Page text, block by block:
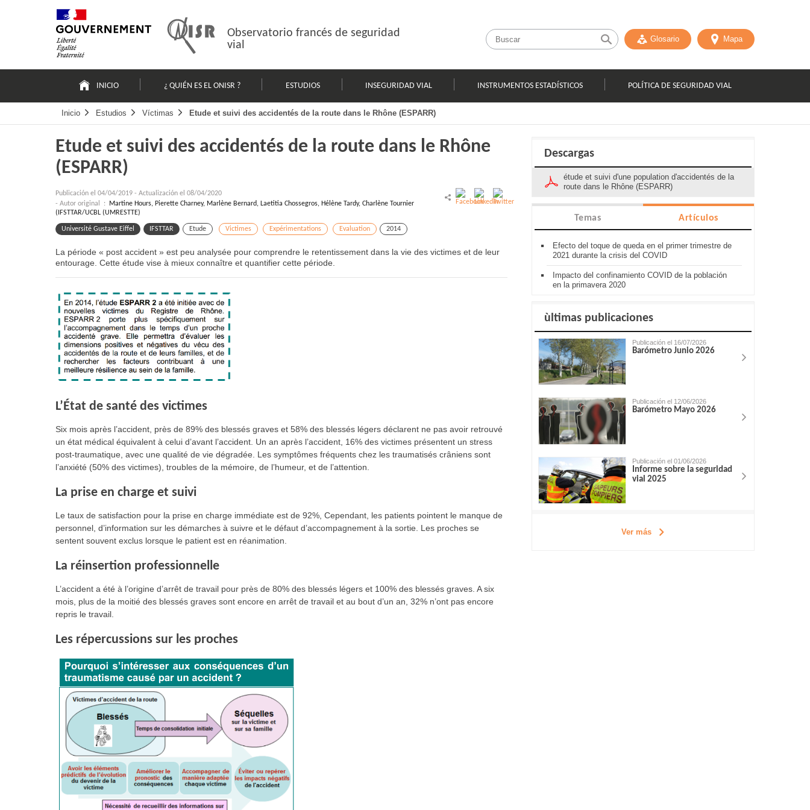
Observatorio francés de seguridad
vial
Glosario Mapa
principale
INICIO ¿ QUIÉN ES EL ONISR ? ESTUDIOS INSEGURIDAD VIAL INSTRUMENTOS ESTADÍSTICOS POLÍTICA DE SEGURIDAD VIAL
Inicio Estudios Víctimas Etude et suivi des accidentés de la route dans le Rhône (ESPARR)
Etude et suivi des accidentés de la route dans le Rhône
(ESPARR)
Publicación el 04/04/2019 - Actualización el 08/04/2020
- Autor original :
Martine Hours, Pierette Charney, Marlène Bernard, Laetitia Chossegros, Hélène Tardy, Charlène Tournier
(IFSTTAR/UCBL (UMRESTTE)
Université Gustave Eiffel IFSTTAR Etude Victimes Expérimentations Evaluation 2014
La période « post accident » est peu analysée pour comprendre le retentissement dans la vie des victimes et de leur
entourage. Cette étude vise à mieux connaître et quantifier cette période.
L’État de santé des victimes
Six mois après l’accident, près de 89% des blessés graves et 58% des blessés légers déclarent ne pas avoir retrouvé
un état médical équivalent à celui d’avant l’accident. Un an après l’accident, 16% des victimes présentent un stress
post-traumatique, avec une qualité de vie dégradée. Les symptômes fréquents chez les traumatisés crâniens sont
l’anxiété (50% des victimes), troubles de la mémoire, de l’humeur, et de l’attention.
La prise en charge et suivi
Le taux de satisfaction pour la prise en charge immédiate est de 92%, Cependant, les patients pointent le manque de
personnel, d’information sur les démarches à suivre et le défaut d’accompagnement à la sortie. Les proches se
sentent souvent exclus lorsque le patient est en réanimation.
La réinsertion professionnelle
L’accident a été à l’origine d’arrêt de travail pour près de 80% des blessés légers et 100% des blessés graves. A six
mois, plus de la moitié des blessés graves sont encore en arrêt de travail et au bout d’un an, 32% n’ont pas encore
repris le travail.
Les répercussions sur les proches
Descargas
étude et suivi d'une population d'accidentés de la
route dans le Rhône (ESPARR)
Temas Artículos
Efecto del toque de queda en el primer trimestre de
2021 durante la crisis del COVID
Impacto del confinamiento COVID de la población
en la primavera 2020
ùltimas publicaciones
Publicación el 16/07/2026
Barómetro Junio 2026
Publicación el 12/06/2026
Barómetro Mayo 2026
Publicación el 01/06/2026
Informe sobre la seguridad
vial 2025
Ver más